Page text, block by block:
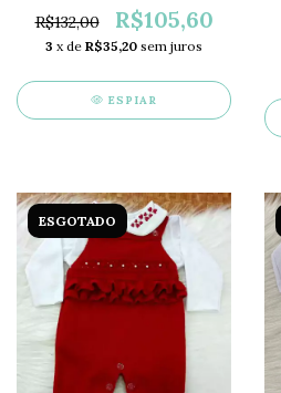
R$132,00 R$105,60
3 x de R$35,20 sem juros
ESPIAR
ESGOTADO